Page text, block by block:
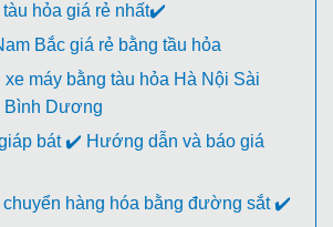
hỏa giá rẻ nhất✔️
Bắc giá rẻ bằng tầu hỏa
máy bằng tàu hỏa Hà Nội Sài
Bình Dương
bát ✔️ Hướng dẫn và báo giá
hàng hóa bằng đường sắt ✔️